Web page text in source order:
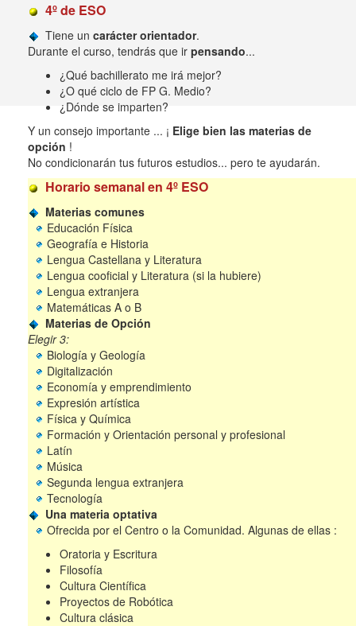
4º de ESO
Tiene un carácter orientador.
Durante el curso, tendrás que ir pensando...
¿Qué bachillerato me irá mejor?
¿O qué ciclo de FP G. Medio?
¿Dónde se imparten?
Y un consejo importante ... ¡ Elige bien las materias de
opción !
No condicionarán tus futuros estudios... pero te ayudarán.
Horario semanal en 4º ESO
Materias comunes
Educación Física
Geografía e Historia
Lengua Castellana y Literatura
Lengua cooficial y Literatura (si la hubiere)
Lengua extranjera
Matemáticas A o B
Materias de Opción
Elegir 3:
Biología y Geología
Digitalización
Economía y emprendimiento
Expresión artística
Física y Química
Formación y Orientación personal y profesional
Latín
Música
Segunda lengua extranjera
Tecnología
Una materia optativa
Ofrecida por el Centro o la Comunidad. Algunas de ellas :
Oratoria y Escritura
Filosofía
Cultura Científica
Proyectos de Robótica
Cultura clásica